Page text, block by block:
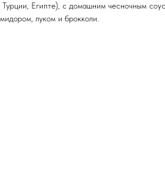
Египте), с домашним чесночным
луком и брокколи.